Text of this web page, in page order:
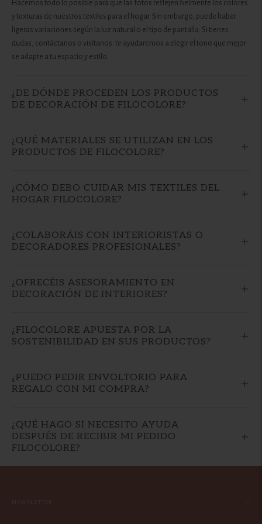
Hacemos todo lo posible para que las fotos reflejen fielmente los colores
y texturas de nuestros textiles para el hogar. Sin embargo, puede haber
ligeras variaciones según la luz natural o el tipo de pantalla. Si tienes
dudas, contáctanos o visítanos: te ayudaremos a elegir el tono que mejor
se adapte a tu espacio y estilo.
¿DE DÓNDE PROCEDEN LOS PRODUCTOS
DE DECORACIÓN DE FILOCOLORE?
¿QUÉ MATERIALES SE UTILIZAN EN LOS
PRODUCTOS DE FILOCOLORE?
¿CÓMO DEBO CUIDAR MIS TEXTILES DEL
HOGAR FILOCOLORE?
¿COLABORÁIS CON INTERIORISTAS O
DECORADORES PROFESIONALES?
¿OFRECÉIS ASESORAMIENTO EN
DECORACIÓN DE INTERIORES?
¿FILOCOLORE APUESTA POR LA
SOSTENIBILIDAD EN SUS PRODUCTOS?
¿PUEDO PEDIR ENVOLTORIO PARA
REGALO CON MI COMPRA?
¿QUÉ HAGO SI NECESITO AYUDA
DESPUÉS DE RECIBIR MI PEDIDO
FILOCOLORE?